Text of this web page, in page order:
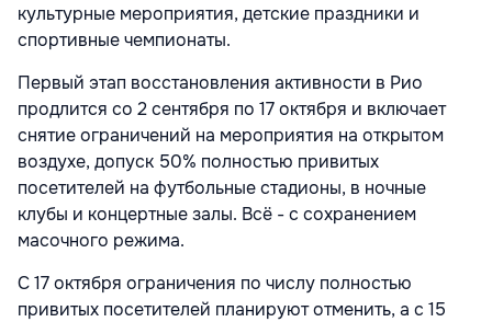
культурные мероприятия, детские праздники и
спортивные чемпионаты.
Первый этап восстановления активности в Рио
продлится со 2 сентября по 17 октября и включает
снятие ограничений на мероприятия на открытом
воздухе, допуск 50% полностью привитых
посетителей на футбольные стадионы, в ночные
клубы и концертные залы. Всё - с сохранением
масочного режима.
С 17 октября ограничения по числу полностью
привитых посетителей планируют отменить, а с 15